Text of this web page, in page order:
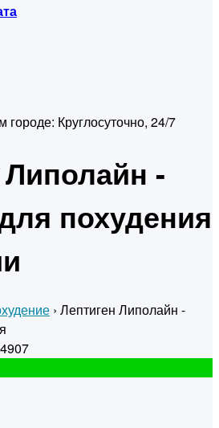
городе: Круглосуточно, 24/7
-
похудения
› Лептиген Липолайн -